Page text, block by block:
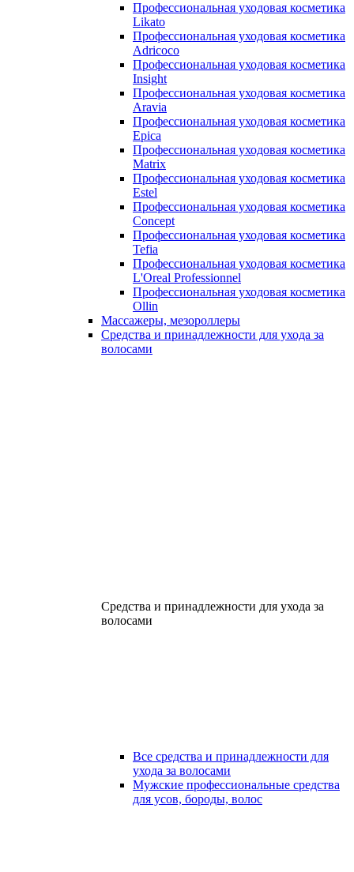
Профессиональная уходовая косметика
Likato
Профессиональная уходовая косметика
Adricoco
Профессиональная уходовая косметика
Insight
Профессиональная уходовая косметика
Aravia
Профессиональная уходовая косметика
Epica
Профессиональная уходовая косметика
Matrix
Профессиональная уходовая косметика
Estel
Профессиональная уходовая косметика
Concept
Профессиональная уходовая косметика
Tefia
Профессиональная уходовая косметика
L'Oreal Professionnel
Профессиональная уходовая косметика
Ollin
Массажеры, мезороллеры
Средства и принадлежности для ухода за
волосами
Средства и принадлежности для ухода за
волосами
Все средства и принадлежности для
ухода за волосами
Мужские профессиональные средства
для усов, бороды, волос